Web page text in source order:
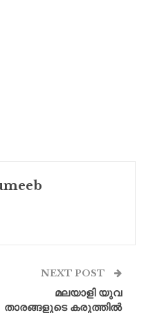
NEXT POST
മലയാളി യുവ
താരങ്ങളുടെ കരുത്തിൽ